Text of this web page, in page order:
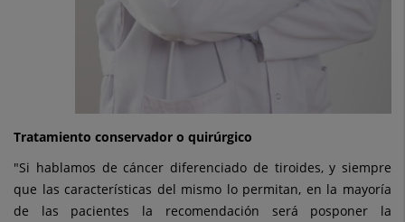
Tratamiento conservador o quirúrgico
"Si hablamos de cáncer diferenciado de tiroides, y siempre
que las características del mismo lo permitan, en la mayoría
de las pacientes la recomendación será posponer la